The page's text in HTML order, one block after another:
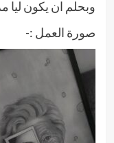
وبحلم ان يكون
صورة العمل :-